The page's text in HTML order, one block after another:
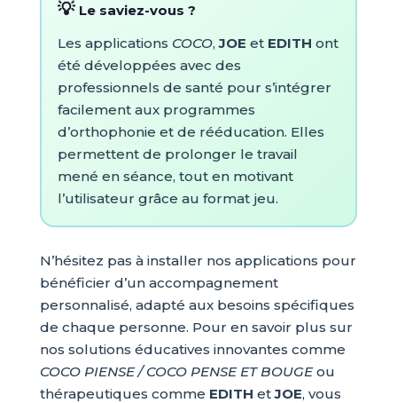
Le saviez-vous ?
Les applications COCO,JOE et EDITH ont
été développées avec des
professionnels de santé pour s’intégrer
facilement aux programmes
d’orthophonie et de rééducation. Elles
permettent de prolonger le travail
mené en séance, tout en motivant
l’utilisateur grâce au format jeu.
N’hésitez pas à installer nos applications pour
bénéficier d’un accompagnement
personnalisé, adapté aux besoins spécifiques
de chaque personne. Pour en savoir plus sur
nos solutions éducatives innovantes comme
COCO PIENSE / COCO PENSE ET BOUGEou
thérapeutiques comme EDITH etJOE, vous